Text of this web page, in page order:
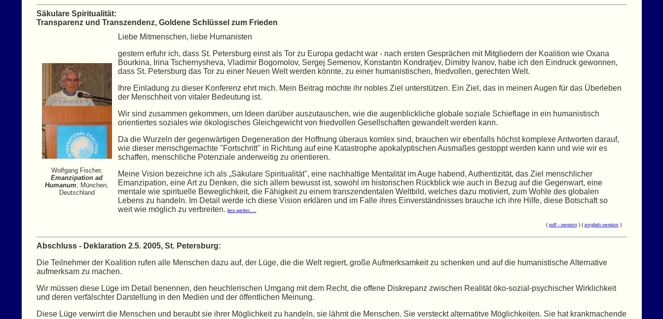
Säkulare Spiritualität:
Transparenz und Transzendenz, Goldene Schlüssel zum Frieden
Wolfgang Fischer,
Emanzipation ad
Humanum, München,
Deutschland
Liebe Mitmenschen, liebe Humanisten
gestern erfuhr ich, dass St. Petersburg einst als Tor zu Europa gedacht war - nach ersten Gesprächen mit Mitgliedern der Koalition wie Oxana
Bourkina, Irina Tschernysheva, Vladimir Bogomolov, Sergej Semenov, Konstantin Kondratjev, Dimitry Ivanov, habe ich den Eindruck gewonnen,
dass St. Petersburg das Tor zu einer Neuen Welt werden könnte, zu einer humanistischen, friedvollen, gerechten Welt.
Ihre Einladung zu dieser Konferenz ehrt mich. Mein Beitrag möchte ihr nobles Ziel unterstützen. Ein Ziel, das in meinen Augen für das Überleben
der Menschheit von vitaler Bedeutung ist.
Wir sind zusammen gekommen, um Ideen darüber auszutauschen, wie die augenblickliche globale soziale Schieflage in ein humanistisch
orientiertes soziales wie ökologisches Gleichgewicht von friedvollen Gesellschaften gewandelt werden kann.
Da die Wurzeln der gegenwärtigen Degeneration der Hoffnung überaus komlex sind, brauchen wir ebenfalls höchst komplexe Antworten darauf,
wie dieser menschgemachte "Fortschritt" in Richtung auf eine Katastrophe apokalyptischen Ausmaßes gestoppt werden kann und wie wir es
schaffen, menschliche Potenziale anderweitig zu orientieren.
Meine Vision bezeichne ich als „Säkulare Spiritualität", eine nachhaltige Mentalität im Auge habend, Authentizität, das Ziel menschlicher
Emanzipation, eine Art zu Denken, die sich allem bewusst ist, sowohl im historischen Rückblick wie auch in Bezug auf die Gegenwart, eine
mentale wie spirituelle Beweglichkeit, die Fähigkeit zu einem transzendentalen Weltbild, welches dazu motiviert, zum Wohle des globalen
Lebens zu handeln. Im Detail werde ich diese Vision erklären und im Falle ihres Einverständnisses brauche ich ihre Hilfe, diese Botschaft so
weit wie möglich zu verbreiten. lies weiter.....
( pdf - version ) ( english version )
Abschluss - Deklaration 2.5. 2005, St. Petersburg:
Die Teilnehmer der Koalition rufen alle Menschen dazu auf, der Lüge, die die Welt regiert, große Aufmerksamkeit zu schenken und auf die humanistische Alternative
aufmerksam zu machen.
Wir müssen diese Lüge im Detail benennen, den heuchlerischen Umgang mit dem Recht, die offene Diskrepanz zwischen Realität öko-sozial-psychischer Wirklichkeit
und deren verfälschter Darstellung in den Medien und der öffentlichen Meinung.
Diese Lüge verwirrt die Menschen und beraubt sie ihrer Möglichkeit zu handeln, sie lähmt die Menschen. Sie versteckt alternatitve Möglichkeiten. Sie hat krankmachende